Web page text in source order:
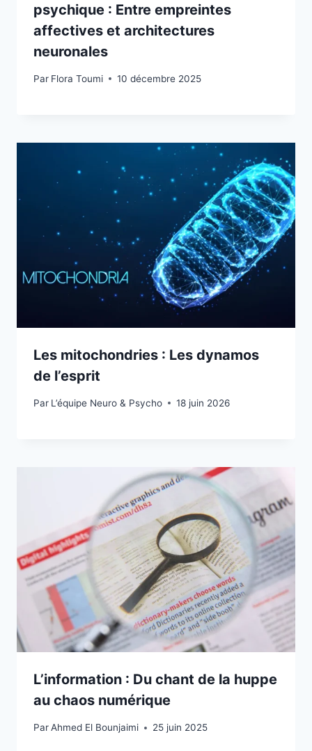
psychique : Entre empreintes
affectives et architectures
neuronales
Par Flora Toumi 10 décembre 2025
Les mitochondries : Les dynamos
de l’esprit
Par L’équipe Neuro & Psycho 18 juin 2026
L’information : Du chant de la huppe
au chaos numérique
ParAhmed El Bounjaimi 25 juin 2025